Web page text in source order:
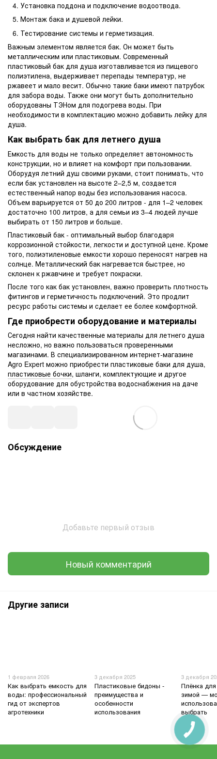
Установка поддона и подключение водоотвода.
Монтаж бака и душевой лейки.
Тестирование системы и герметизация.
Важным элементом является бак. Он может быть
металлическим или пластиковым. Современный
пластиковый бак для душа изготавливается из пищевого
полиэтилена, выдерживает перепады температур, не
ржавеет и мало весит. Обычно такие баки имеют патрубок
для забора воды. Также они могут быть дополнительно
оборудованы ТЭНом для подогрева воды. При
необходимости в комплектацию можно добавить лейку для
душа.
Как выбрать бак для летнего душа
Емкость для воды не только определяет автономность
конструкции, но и влияет на комфорт при пользовании.
Оборудуя летний душ своими руками, стоит понимать, что
если бак установлен на высоте 2–2,5 м, создается
естественный напор воды без использования насоса.
Объем варьируется от 50 до 200 литров - для 1–2 человек
достаточно 100 литров, а для семьи из 3–4 людей лучше
выбирать от 150 литров и больше.
Пластиковый бак - оптимальный выбор благодаря
коррозионной стойкости, легкости и доступной цене. Кроме
того, полиэтиленовые емкости хорошо переносят нагрев на
солнце. Металлический бак нагревается быстрее, но
склонен к ржавчине и требует покраски.
После того как бак установлен, важно проверить плотность
фитингов и герметичность подключений. Это продлит
ресурс работы системы и сделает ее более комфортной.
Где приобрести оборудование и материалы
Сегодня найти качественные материалы для летнего душа
несложно, но важно пользоваться проверенными
магазинами. В специализированном интернет-магазине
Agro Expert можно приобрести пластиковые баки для душа,
пластиковые бочки, шланги, комплектующие и другое
оборудование для обустройства водоснабжения на даче
или в частном хозяйстве.
Обсуждение
Добавьте первый отзыв
Новый комментарий
Другие записи
1 февраля 2026
Как выбрать емкость для
воды: профессиональный
гид от экспертов
агротехники
3 декабря 2025
Пластиковые бидоны -
преимущества и
особенности
использования
3 декабря
Плёнка
зимой —
выбрать